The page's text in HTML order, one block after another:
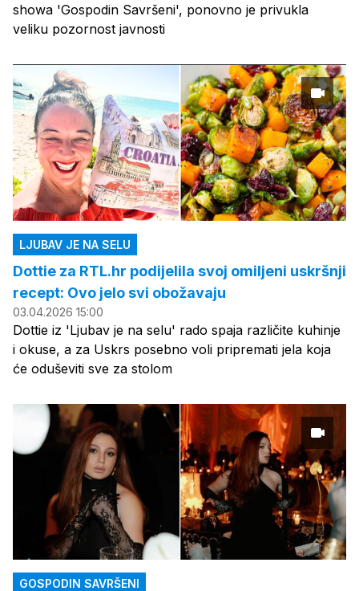
showa 'Gospodin Savršeni', ponovno je privukla
veliku pozornost javnosti
LJUBAV JE NA SELU
Dottie za RTL.hr podijelila svoj omiljeni uskršnji
recept: Ovo jelo svi obožavaju
03.04.2026 15:00
Dottie iz 'Ljubav je na selu' rado spaja različite kuhinje
i okuse, a za Uskrs posebno voli pripremati jela koja
će oduševiti sve za stolom
GOSPODIN SAVRŠENI